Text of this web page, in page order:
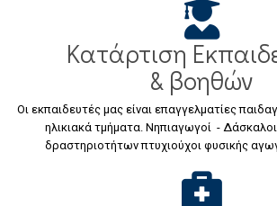
Κατάρτιση
& βοηθών
Οι εκπαιδευτές μας είναι επαγγελματίες
ηλικιακά τμήματα. Νηπιαγωγοί -
δραστηριοτήτων πτυχιούχοι φυσικής